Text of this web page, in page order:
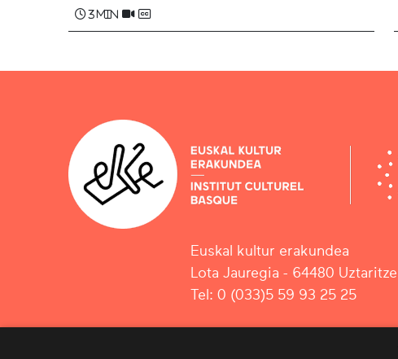
3 min
Euskal kultur erakundea
Lota Jauregia - 64480 Uztaritze
Tel: 0 (033)5 59 93 25 25